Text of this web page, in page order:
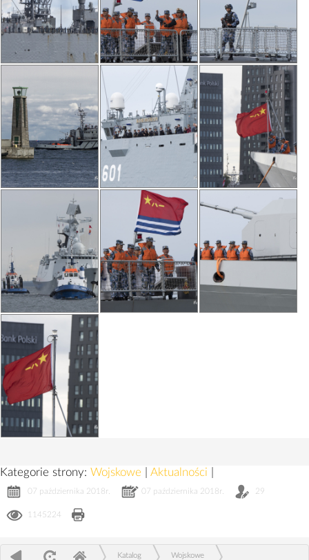
Kategorie strony: Wojskowe Aktualności
07 października 2018r. 07 października 2018r. 29
1145224
Katalog Wojskowe